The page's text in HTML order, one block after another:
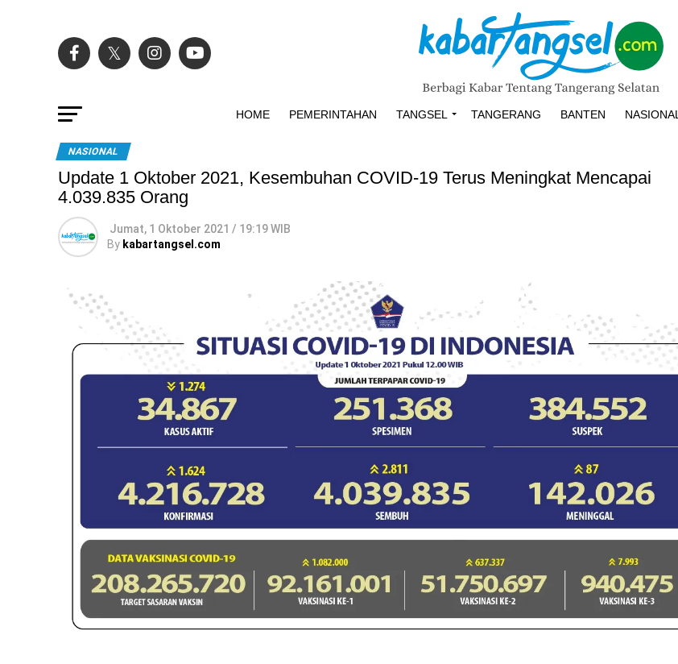
HOME PEMERINTAHAN TANGSEL TANGERANG BANTEN NASIONAL
NASIONAL
Update 1 Oktober 2021, Kesembuhan COVID-19 Terus Meningkat Mencapai
4.039.835 Orang
Jumat, 1 Oktober 2021 / 19:19 WIB
By kabartangsel.com